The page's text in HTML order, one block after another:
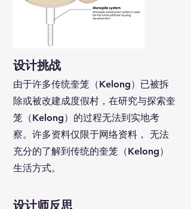
​设计挑战
​由于许多传统奎笼（Kelong）已被拆
除或被改建成度假村，在研究与探索奎
笼（Kelong）的过程无法到实地考
察。许多资料仅限于网络资料， 无法
充分的了解到传统的奎笼（Kelong）
生活方式。
设计师反思